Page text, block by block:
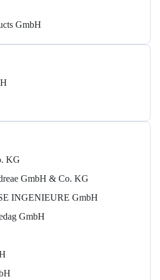
GmbH
KG
GmbH & Co. KG
INGENIEURE GmbH
GmbH